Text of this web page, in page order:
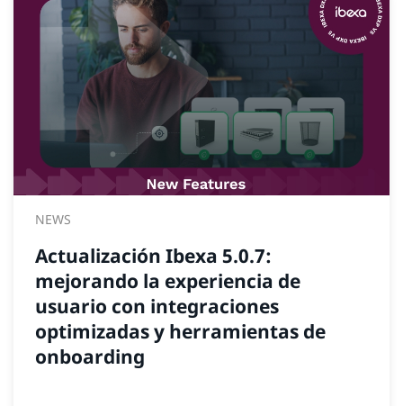
NEWS
Actualización Ibexa 5.0.7:
mejorando la experiencia de
usuario con integraciones
optimizadas y herramientas de
onboarding